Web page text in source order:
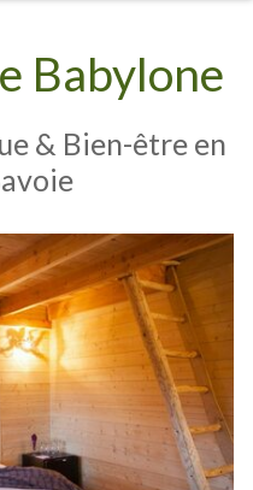
Babylone
& Bien-être en